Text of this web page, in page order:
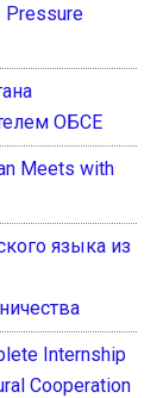
Pressure
ОБСЕ
Meets with
языка из
Internship
Cooperation